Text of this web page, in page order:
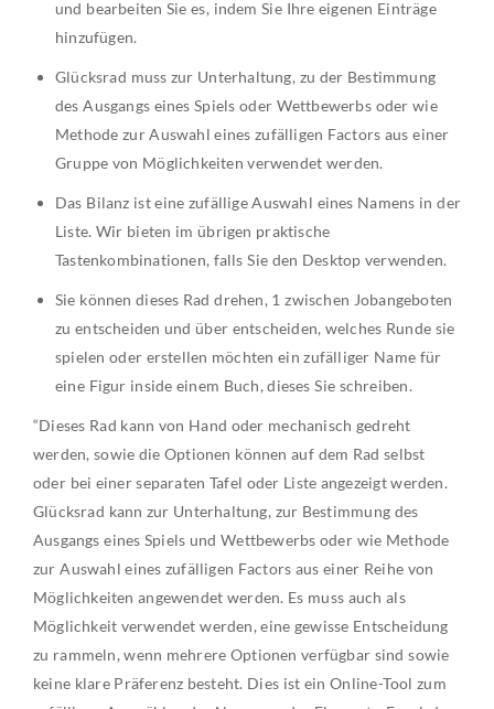
und bearbeiten Sie es, indem Sie Ihre eigenen Einträge
hinzufügen.
Glücksrad muss zur Unterhaltung, zu der Bestimmung
des Ausgangs eines Spiels oder Wettbewerbs oder wie
Methode zur Auswahl eines zufälligen Factors aus einer
Gruppe von Möglichkeiten verwendet werden.
Das Bilanz ist eine zufällige Auswahl eines Namens in der
Liste. Wir bieten im übrigen praktische
Tastenkombinationen, falls Sie den Desktop verwenden.
Sie können dieses Rad drehen, 1 zwischen Jobangeboten
zu entscheiden und über entscheiden, welches Runde sie
spielen oder erstellen möchten ein zufälliger Name für
eine Figur inside einem Buch, dieses Sie schreiben.
“Dieses Rad kann von Hand oder mechanisch gedreht
werden, sowie die Optionen können auf dem Rad selbst
oder bei einer separaten Tafel oder Liste angezeigt werden.
Glücksrad kann zur Unterhaltung, zur Bestimmung des
Ausgangs eines Spiels und Wettbewerbs oder wie Methode
zur Auswahl eines zufälligen Factors aus einer Reihe von
Möglichkeiten angewendet werden. Es muss auch als
Möglichkeit verwendet werden, eine gewisse Entscheidung
zu rammeln, wenn mehrere Optionen verfügbar sind sowie
keine klare Präferenz besteht. Dies ist ein Online-Tool zum